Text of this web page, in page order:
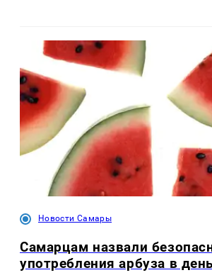
Новости Самары
Самарцам назвали
употребления арбуза в